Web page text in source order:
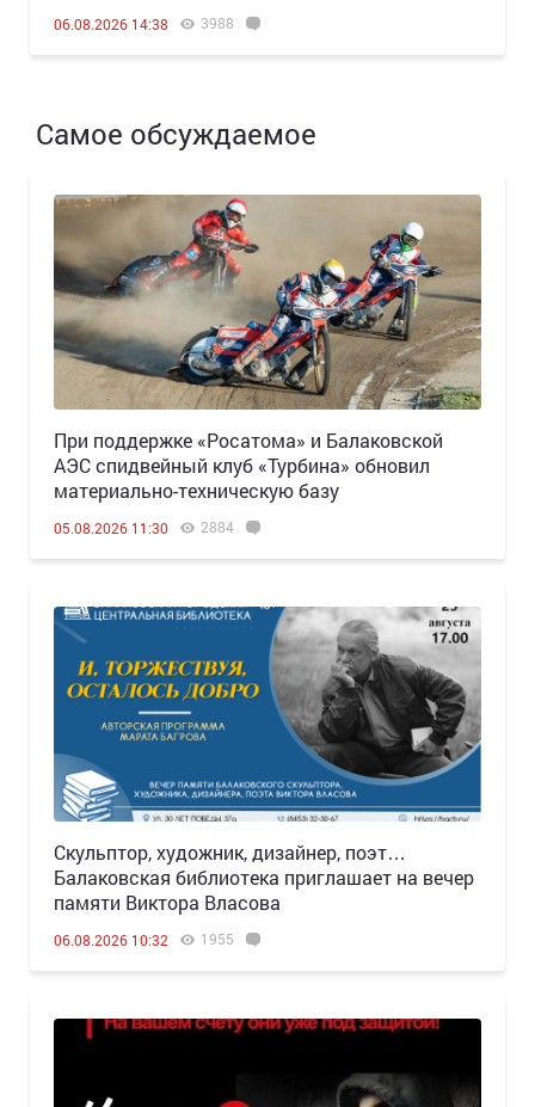
06.08.2026 14:38 3988
Самое обсуждаемое
При поддержке «Росатома» и Балаковской
АЭС спидвейный клуб «Турбина» обновил
материально-техническую базу
05.08.2026 11:30 2884
Скульптор, художник, дизайнер, поэт…
Балаковская библиотека приглашает на вечер
памяти Виктора Власова
06.08.2026 10:32 1955